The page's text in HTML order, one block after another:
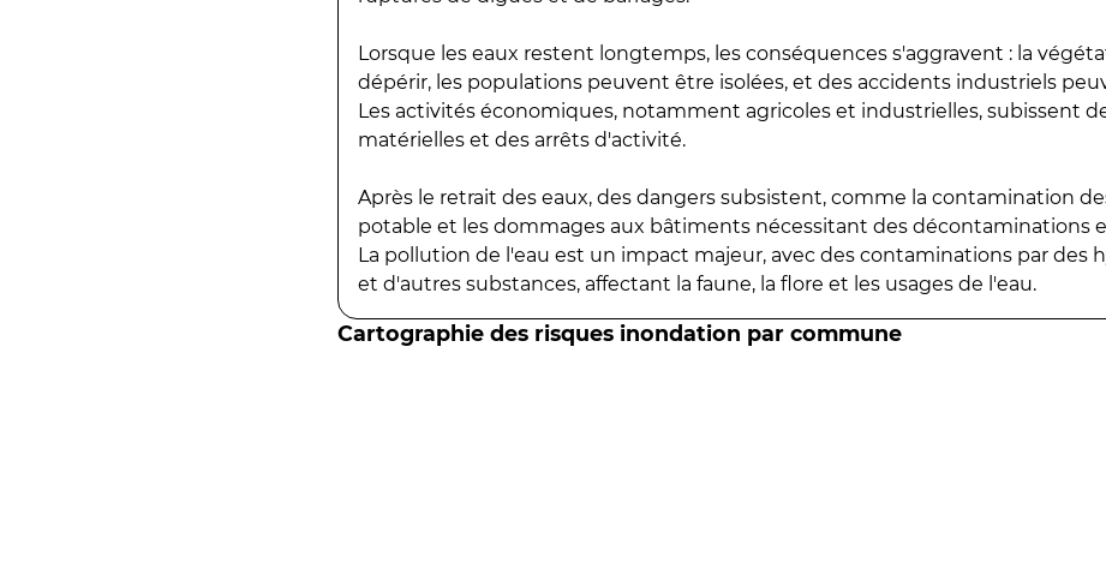
Lorsque les eaux restent longtemps, les conséquences s'aggravent : la
dépérir, les populations peuvent être isolées, et des accidents industriels
Les activités économiques, notamment agricoles et industrielles, subissent
matérielles et des arrêts d'activité.
Après le retrait des eaux, des dangers subsistent, comme la contamination
potable et les dommages aux bâtiments nécessitant des décontaminations
La pollution de l'eau est un impact majeur, avec des contaminations par des
et d'autres substances, affectant la faune, la flore et les usages de l'eau.
Cartographie des risques inondation par commune